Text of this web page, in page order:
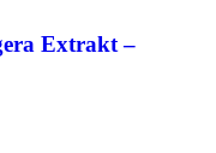
Extrakt –